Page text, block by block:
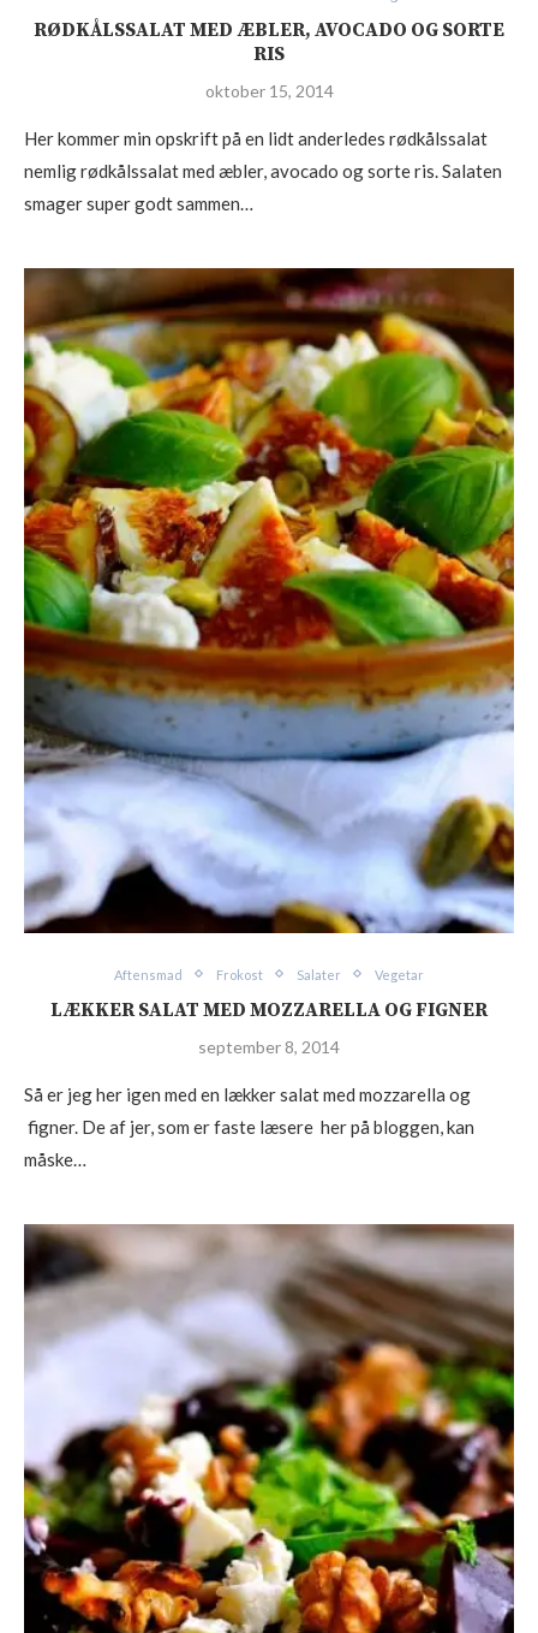
RØDKÅLSSALAT MED ÆBLER, AVOCADO OG SORTE
RIS
oktober 15, 2014
Her kommer min opskrift på en lidt anderledes rødkålssalat
nemlig rødkålssalat med æbler, avocado og sorte ris. Salaten
smager super godt sammen…
Aftensmad Frokost Salater Vegetar
LÆKKER SALAT MED MOZZARELLA OG FIGNER
september 8, 2014
Så er jeg her igen med en lækker salat med mozzarella og
figner. De af jer, som er faste læsere her på bloggen, kan
måske…